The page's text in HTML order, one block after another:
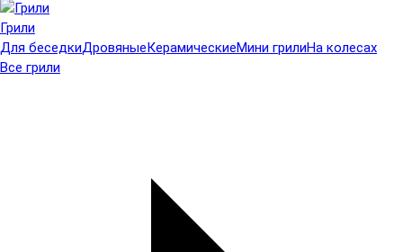
Грили
Для беседкиДровяныеКерамическиеМини грилиНа колесах
Все грили